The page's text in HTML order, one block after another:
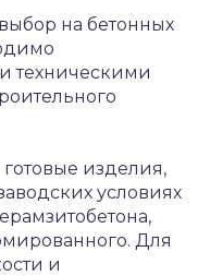
на бетонных
техническими
изделия,
условиях
Для
и